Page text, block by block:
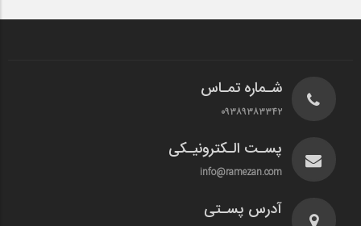
شـماره تمـاس
۰۹۳۸۹۳۸۳۳۴۲
پسـت الـکترونیـکی
info@ramezan.com
آدرس پسـتی